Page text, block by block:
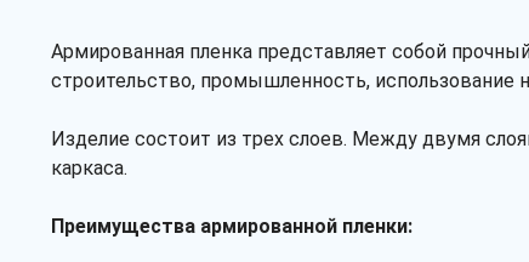
Армированная пленка представляет собой
строительство, промышленность, использование
Изделие состоит из трех слоев. Между двумя
каркаса.
Преимущества армированной пленки: